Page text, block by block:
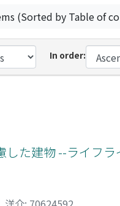
(Sorted by Table of
In order:
た建物 --ライフ